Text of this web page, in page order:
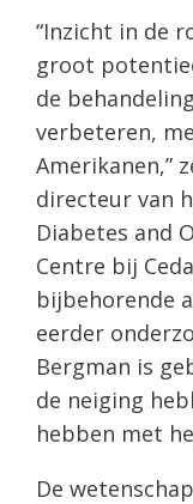
“Inzicht in de
groot
de
verbeteren,
Amerikanen,”
directeur van
Diabetes and
Centre bij
bijbehorende
eerder
Bergman is
de neiging
hebben met
De